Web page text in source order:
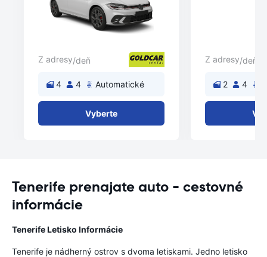
Z adresy/deň
4 4 Automatické
Vyberte
Z adresy/deň
2 4
Tenerife prenajate auto - cestovné
informácie
TenerifeLetisko Informácie
Tenerife je nádherný ostrov s dvoma letiskami. Jedno letisko